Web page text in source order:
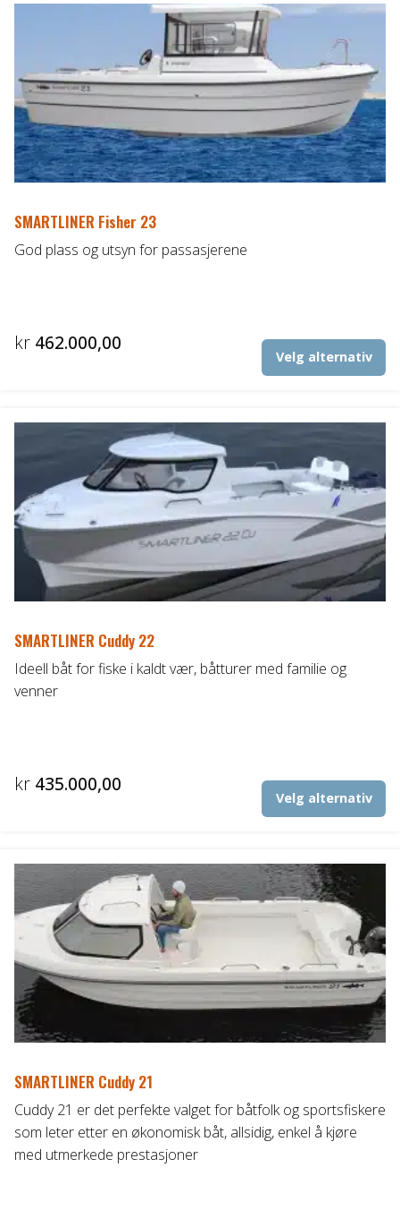
SMARTLINER Fisher 23
God plass og utsyn for passasjerene
kr 462.000,00
Velg alternativ
på
SMARTLINER Cuddy 22
Ideell båt for fiske i kaldt vær, båtturer med familie og
venner
kr 435.000,00
Velg alternativ
på
SMARTLINER Cuddy 21
Cuddy 21 er det perfekte valget for båtfolk og sportsfiskere
som leter etter en økonomisk båt, allsidig, enkel å kjøre
med utmerkede prestasjoner